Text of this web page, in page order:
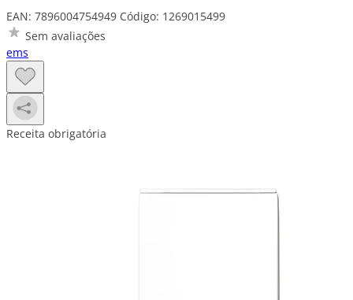
EAN: 7896004754949 Código: 1269015499
Sem avaliações
ems
Receita obrigatória